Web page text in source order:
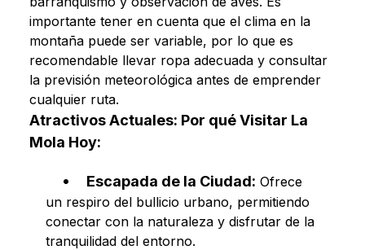
importante tener en cuenta que el clima en la
montaña puede ser variable, por lo que es
recomendable llevar ropa adecuada y consultar
la previsión meteorológica antes de emprender
cualquier ruta.
Atractivos Actuales: Por qué Visitar La
Mola Hoy:
Escapada de la Ciudad: Ofrece
un respiro del bullicio urbano, permitiendo
conectar con la naturaleza y disfrutar de la
tranquilidad del entorno.